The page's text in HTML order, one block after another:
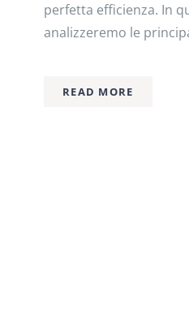
perfetta efficienza. In
analizzeremo le
READ MORE